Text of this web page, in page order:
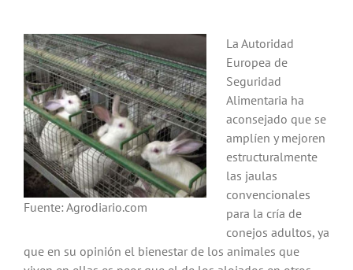
Fuente: Agrodiario.com
La Autoridad
Europea de
Seguridad
Alimentaria ha
aconsejado que se
amplíen y mejoren
estructuralmente
las jaulas
convencionales
para la cría de
conejos adultos, ya
que en su opinión el bienestar de los animales que